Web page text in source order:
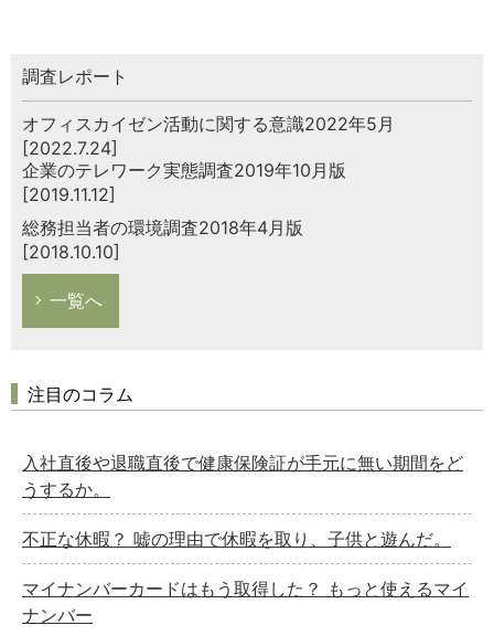
調査レポート
オフィスカイゼン活動に関する意識2022年5月
[2022.7.24]
企業のテレワーク実態調査2019年10月版
[2019.11.12]
総務担当者の環境調査2018年4月版
[2018.10.10]
一覧へ
注目のコラム
入社直後や退職直後で健康保険証が手元に無い期間をど
うするか。
不正な休暇？ 嘘の理由で休暇を取り、子供と遊んだ。
マイナンバーカードはもう取得した？ もっと使えるマイ
ナンバー